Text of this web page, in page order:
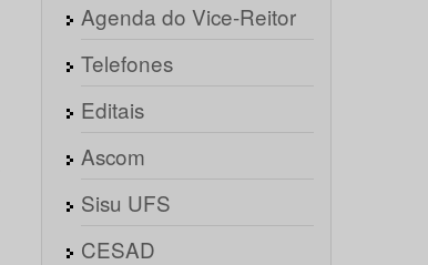
Agenda do Vice-Reitor
Telefones
Editais
Ascom
Sisu UFS
CESAD